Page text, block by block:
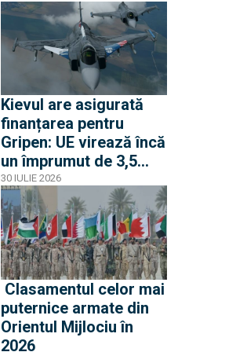
Spania
Kievul are asigurată
finanțarea pentru
Gripen: UE virează încă
un împrumut de 3,5
miliarde euro pentru
Gripen, drone, rachete
și apărare aeriană
30 IULIE 2026
Clasamentul celor mai
puternice armate din
Orientul Mijlociu în
2026